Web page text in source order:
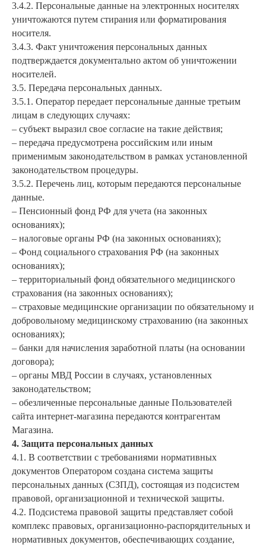
3.4.2. Персональные данные на электронных носителях
уничтожаются путем стирания или форматирования
носителя.
3.4.3. Факт уничтожения персональных данных
подтверждается документально актом об уничтожении
носителей.
3.5. Передача персональных данных.
3.5.1. Оператор передает персональные данные третьим
лицам в следующих случаях:
– субъект выразил свое согласие на такие действия;
– передача предусмотрена российским или иным
применимым законодательством в рамках установленной
законодательством процедуры.
3.5.2. Перечень лиц, которым передаются персональные
данные.
– Пенсионный фонд РФ для учета (на законных
основаниях);
– налоговые органы РФ (на законных основаниях);
– Фонд социального страхования РФ (на законных
основаниях);
– территориальный фонд обязательного медицинского
страхования (на законных основаниях);
– страховые медицинские организации по обязательному и
добровольному медицинскому страхованию (на законных
основаниях);
– банки для начисления заработной платы (на основании
договора);
– органы МВД России в случаях, установленных
законодательством;
– обезличенные персональные данные Пользователей
сайта интернет-магазина передаются контрагентам
Магазина.
4. Защита персональных данных
4.1. В соответствии с требованиями нормативных
документов Оператором создана система защиты
персональных данных (СЗПД), состоящая из подсистем
правовой, организационной и технической защиты.
4.2. Подсистема правовой защиты представляет собой
комплекс правовых, организационно-распорядительных и
нормативных документов, обеспечивающих создание,